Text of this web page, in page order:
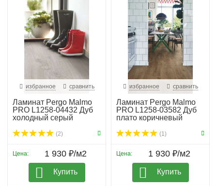
избранное сравнить
Ламинат Pergo Malmo
PRO L1258-04432 Дуб
холодный серый
(2)
Цена: 1 930 ₽/м2
Купить
избранное сравнить
Ламинат Pergo Malmo
PRO L1258-03582 Дуб
плато коричневый
(1)
Цена: 1 930 ₽/м2
Купить